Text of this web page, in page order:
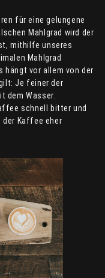
für eine gelungene
Mahlgrad wird der
mithilfe unseres
Mahlgrad
hängt vor allem von der
Je feiner der
dem Wasser.
schnell bitter und
der Kaffee eher